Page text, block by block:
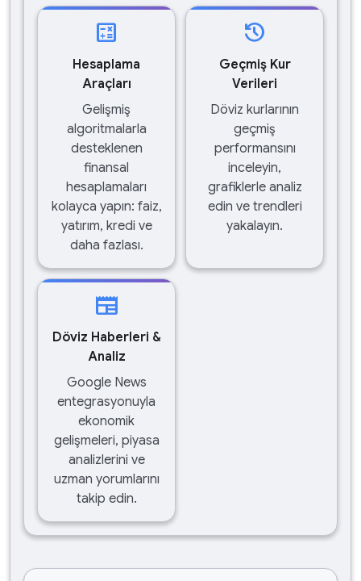
calculate
Hesaplama
Araçları
Gelişmiş
algoritmalarla
desteklenen
finansal
hesaplamaları
kolayca yapın: faiz,
yatırım, kredi ve
daha fazlası.
history
Geçmiş Kur
Verileri
Döviz kurlarının
geçmiş
performansını
inceleyin,
grafiklerle analiz
edin ve trendleri
yakalayın.
newspaper
Döviz Haberleri &
Analiz
Google News
entegrasyonuyla
ekonomik
gelişmeleri, piyasa
analizlerini ve
uzman yorumlarını
takip edin.